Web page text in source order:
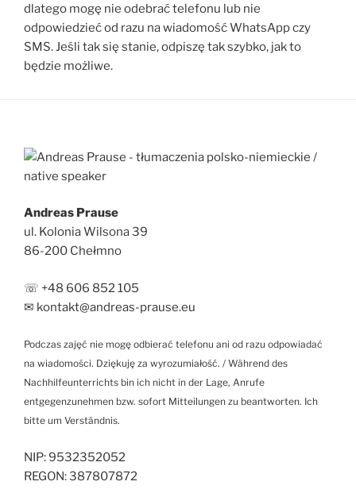
dlatego mogę nie odebrać telefonu lub nie
odpowiedzieć od razu na wiadomość WhatsApp czy
SMS. Jeśli tak się stanie, odpiszę tak szybko, jak to
będzie możliwe.
Andreas Prause
ul. Kolonia Wilsona 39
86-200 Chełmno
☏ +48 606 852 105
✉ kontakt@andreas-prause.eu
Podczas zajęć nie mogę odbierać telefonu ani od razu odpowiadać
na wiadomości. Dziękuję za wyrozumiałość. / Während des
Nachhilfeunterrichts bin ich nicht in der Lage, Anrufe
entgegenzunehmen bzw. sofort Mitteilungen zu beantworten. Ich
bitte um Verständnis.
NIP: 9532352052
REGON: 387807872